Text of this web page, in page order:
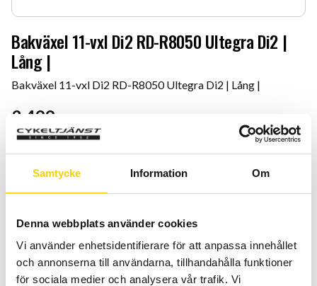
Samtycke Information Om
Denna webbplats använder cookies
Vi använder enhetsidentifierare för att anpassa innehållet
och annonserna till användarna, tillhandahålla funktioner
för sociala medier och analysera vår trafik. Vi
Bakväxel 11-vxl Di2 RD-R8050 Ultegra Di2 |
Lång |
Bakväxel 11-vxl Di2 RD-R8050 Ultegra Di2 | Lång |
3 499
Add
Certifierad cykelservice & Shimano Service Center
Allt inom cykel på ett ställe
Kunnig personal och hög kundnöjdhet